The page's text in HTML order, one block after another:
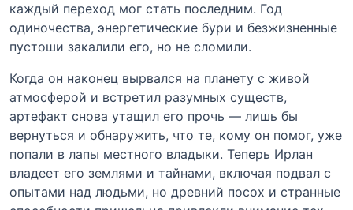
каждый переход мог стать последним. Год
одиночества, энергетические бури и безжизненные
пустоши закалили его, но не сломили.
Когда он наконец вырвался на планету с живой
атмосферой и встретил разумных существ,
артефакт снова утащил его прочь — лишь бы
вернуться и обнаружить, что те, кому он помог, уже
попали в лапы местного владыки. Теперь Ирлан
владеет его землями и тайнами, включая подвал с
опытами над людьми, но древний посох и странные